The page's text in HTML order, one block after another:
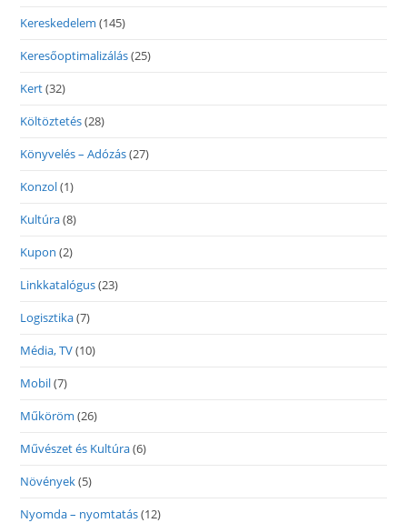
Kereskedelem (145)
Keresőoptimalizálás(25)
Kert(32)
Költöztetés(28)
Könyvelés – Adózás(27)
Konzol(1)
Kultúra(8)
Kupon (2)
Linkkatalógus(23)
Logisztika(7)
Média, TV(10)
Mobil(7)
Műköröm (26)
Művészet és Kultúra(6)
Növények(5)
Nyomda – nyomtatás(12)